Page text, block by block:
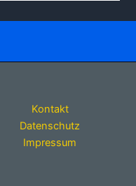
Kontakt
Datenschutz
Impressum